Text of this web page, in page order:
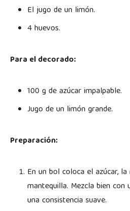
El jugo de un limón.
4 huevos.
Para el decorado:
100 g de azúcar impalpable.
Jugo de un limón grande.
Preparación:
En un bol coloca el azúcar,
mantequilla. Mezcla bien
una consistencia suave.